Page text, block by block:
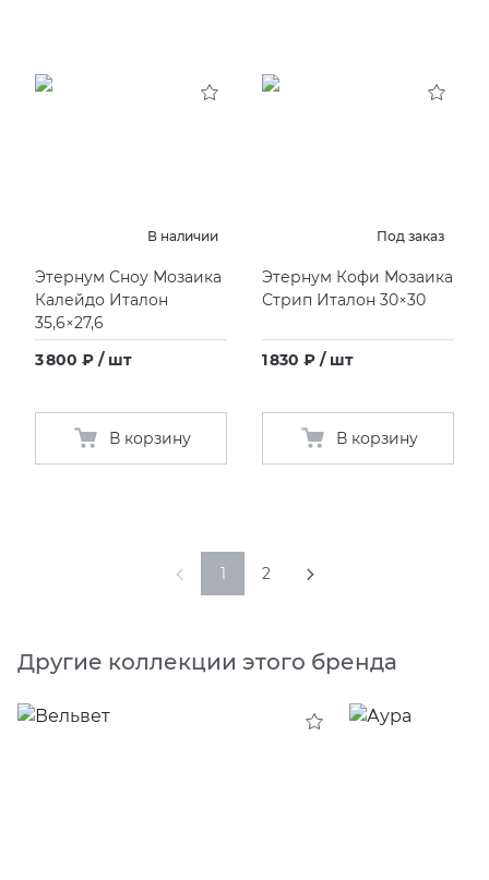
В наличии
Этернум Сноу Мозаика
Калейдо Италон
35,6×27,6
3 800 ₽ / шт
В корзину
Под заказ
Этернум Кофи Мозаика
Стрип Италон 30×30
1 830 ₽ / шт
В корзину
1 2
Другие коллекции этого бренда